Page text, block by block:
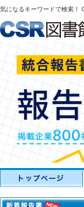
気になるキーワードで検索！